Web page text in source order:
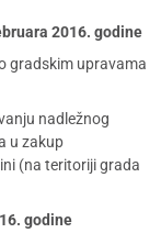
2016. godine
gradskim upravama
nadležnog
u zakup
(na teritoriji grada
godine